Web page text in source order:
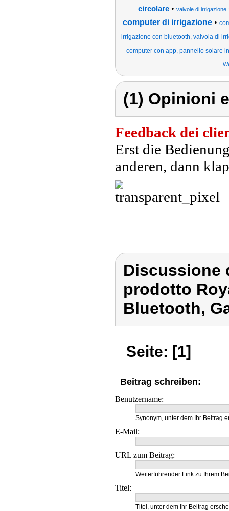
circolare • valvole di irrigazione
computer di irrigazione•
irrigazione con bluetooth, valvola di
computer con app, pannello solare
(1) Opinioni
Feedback dei
Erst die
anderen, dann
Discussione
prodotto
Bluetooth,
Seite: [1]
Beitrag schreiben:
Benutzername:
Synonym, unter dem Ihr Beitrag
E-Mail:
URL zum Beitrag:
Weiterführender Link zu Ihrem
Titel:
Titel, unter dem Ihr Beitrag